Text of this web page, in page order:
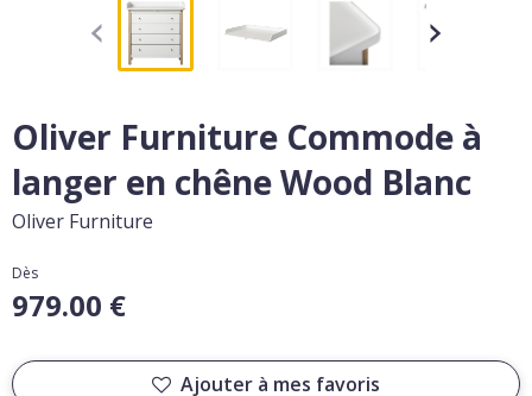
Oliver Furniture Commode à
langer en chêne Wood Blanc
Oliver Furniture
Dès
979.00 €
Ajouter à mes favoris